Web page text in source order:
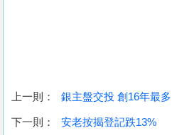
收
上一則： 銀主盤交投 創16年最多
下一則： 安老按揭登記跌13%